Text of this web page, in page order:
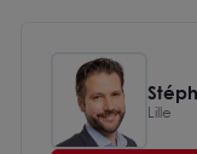
Lille